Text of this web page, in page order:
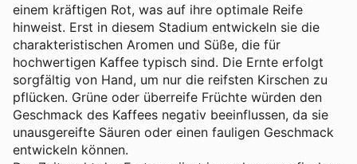
einem kräftigen Rot, was auf ihre optimale Reife
hinweist. Erst in diesem Stadium entwickeln sie die
charakteristischen Aromen und Süße, die für
hochwertigen Kaffee typisch sind. Die Ernte erfolgt
sorgfältig von Hand, um nur die reifsten Kirschen zu
pflücken. Grüne oder überreife Früchte würden den
Geschmack des Kaffees negativ beeinflussen, da sie
unausgereifte Säuren oder einen fauligen Geschmack
entwickeln können.